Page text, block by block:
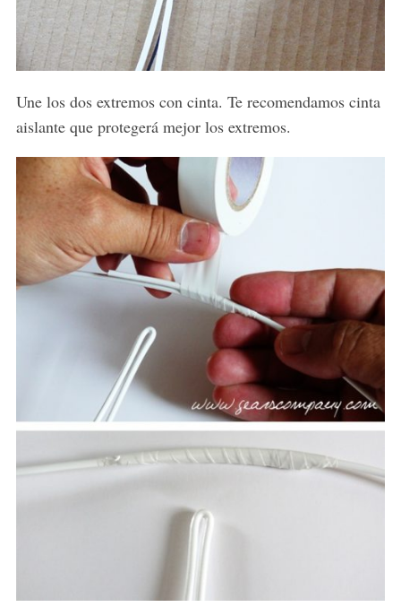
Une los dos extremos con cinta. Te recomendamos cinta
aislante que protegerá mejor los extremos.